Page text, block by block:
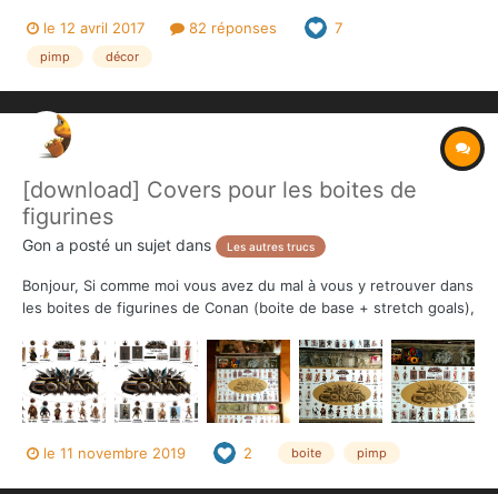
le 12 avril 2017 82 réponses 7
pimp décor
[download] Covers pour les boites de
figurines
Gon a posté un sujet dans Les autres trucs
Bonjour, Si comme moi vous avez du mal à vous y retrouver dans
les boites de figurines de Conan (boite de base + stretch goals),
place des parties et que vous n'êtes pas trop "pimpeur" dans
l'âme (ou pas très adroit) pour faire...
le 11 novembre 2019 2 boite pimp